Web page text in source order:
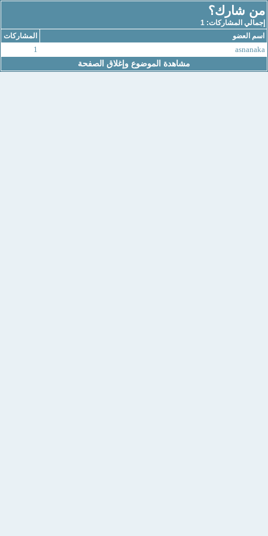
من شارك؟
إجمالي المشاركات: 1
اسم العضو
المشاركات
asnanaka
1
مشاهدة الموضوع وإغلاق الصفحة